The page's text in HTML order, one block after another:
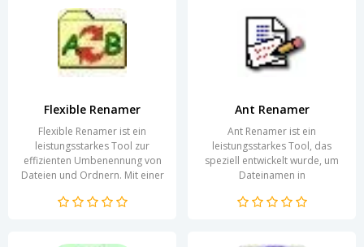
Flexible Renamer
Flexible Renamer ist ein
leistungsstarkes Tool zur
effizienten Umbenennung von
Dateien und Ordnern. Mit einer
Oberfläche und einer...
Ant Renamer
Ant Renamer ist ein
leistungsstarkes Tool, das
speziell entwickelt wurde, um
Dateinamen in
Die Nutzer können auf smarte